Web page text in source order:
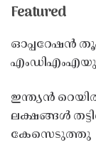
Featured
ഓപ്പറേഷൻ
ഇന്ത്യൻ
ലക്ഷങ്ങൾ
കേസെടുത്തു